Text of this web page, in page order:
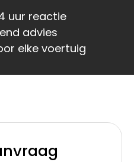
uur reactie
advies
elke voertuig